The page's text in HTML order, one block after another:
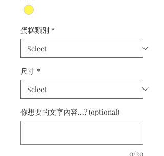
蛋糕類別 *
尺寸 *
你想要的文字內容...? (optional)
0/20